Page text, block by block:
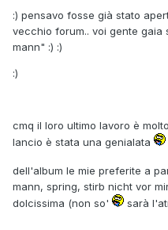
:) pensavo fosse già stato
vecchio forum.. voi gente
mann" :) :)
:)
cmq il loro ultimo lavoro è
lancio è stata una genialata
dell'album le mie preferite a
mann, spring, stirb nicht vor
dolcissima (non so'
sarà